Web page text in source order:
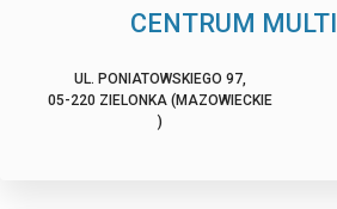
CENTRUM
UL. PONIATOWSKIEGO 97,
05-220 ZIELONKA (MAZOWIECKIE
)